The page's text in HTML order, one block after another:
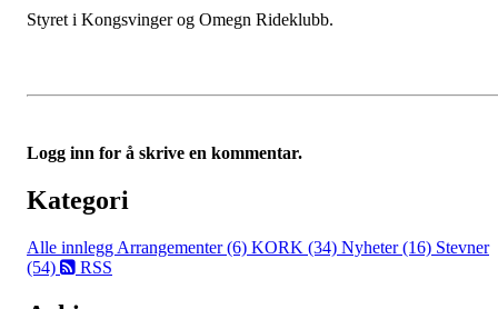
Styret i Kongsvinger og Omegn Rideklubb.
Logg inn for å skrive en kommentar.
Kategori
Alle innlegg Arrangementer (6) KORK (34) Nyheter (16) Stevner
(54)
RSS